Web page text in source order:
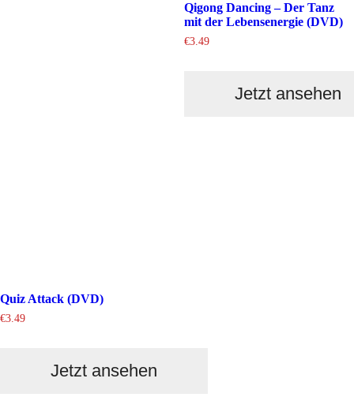
Qigong Dancing – Der Tanz
mit der Lebensenergie (DVD)
€3.49
Jetzt ansehen
Quiz Attack (DVD)
€3.49
Jetzt ansehen